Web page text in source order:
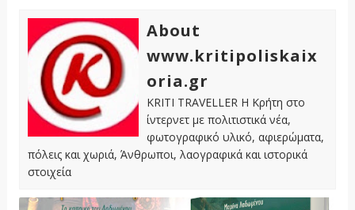
About
www.kritipoliskaix
oria.gr
KRITI TRAVELLER Η Κρήτη στο
ίντερνετ με πολιτιστικά νέα,
φωτογραφικό υλικό, αφιερώματα,
πόλεις και χωριά, Άνθρωποι, λαογραφικά και ιστορικά
στοιχεία